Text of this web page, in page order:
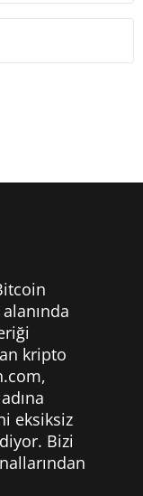
kripto
eksiksiz
Bizi